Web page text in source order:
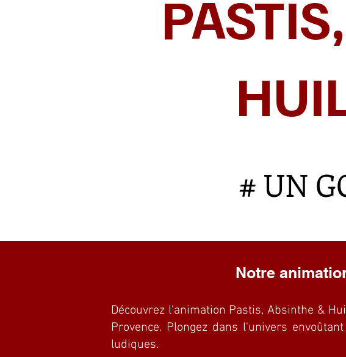
# UN
Notre
Découvrez l'animation Pastis, Absinthe &
Provence. Plongez dans l'univers
ludiques.